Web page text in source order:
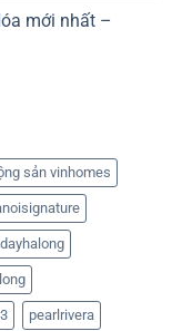
mới nhất –
sản vinhomes
pearlrivera